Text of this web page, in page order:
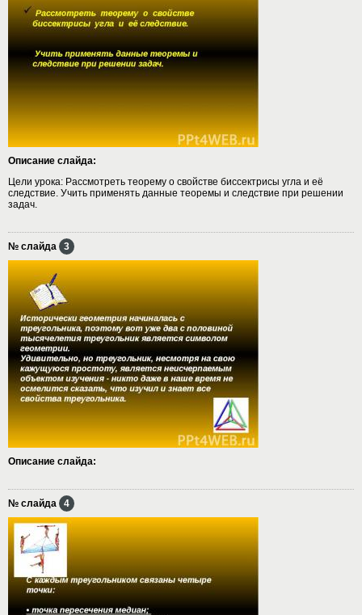
Описание слайда:
Цели урока: Рассмотреть теорему о свойстве биссектрисы угла и её
следствие. Учить применять данные теоремы и следствие при решении
задач.
№ слайда 3
Описание слайда:
№ слайда 4